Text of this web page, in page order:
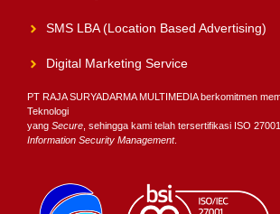
SMS LBA (Location Based Advertising)
Digital Marketing Service
PT RAJA SURYADARMA MULTIMEDIA berkomitmen
Teknologi
yang Secure , sehingga kami telah tersertifikasi ISO
Information Security Management.